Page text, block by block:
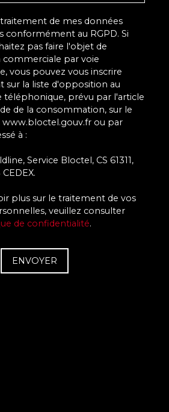
de mes données
conformément au RGPD. Si
pas faire l'objet de
par voie
vous pouvez vous inscrire
sur la liste d'opposition au
téléphonique, prévu par l'article
de la consommation, sur le
ou par
à :
Service Bloctel, CS 61311,
plus sur le traitement de vos
veuillez consulter
de confidentialité.
ENVOYER